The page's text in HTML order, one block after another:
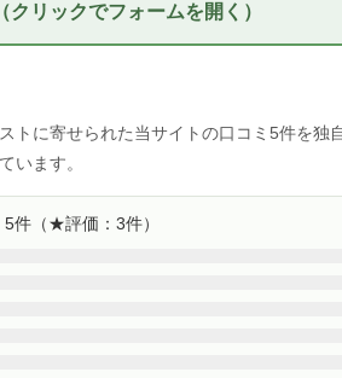
クリックでフォームを開く）
トに寄せられた当サイトの口コミ5件を独
います。
件（★評価：3件）